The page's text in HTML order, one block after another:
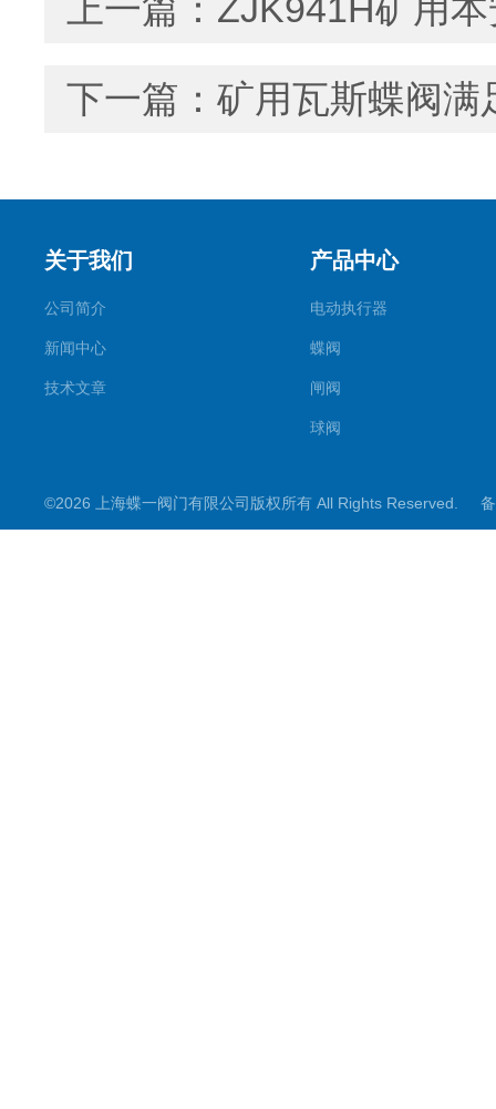
上一篇： ZJK941H矿用
下一篇： 矿用瓦斯蝶阀满
关于我们
公司简介
新闻中心
技术文章
产品中心
电动执行器
蝶阀
闸阀
球阀
截止阀
©2026 上海蝶一阀门有限公司版权所有 All Rights Reserved.